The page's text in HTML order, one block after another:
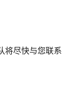
将尽快与您联系